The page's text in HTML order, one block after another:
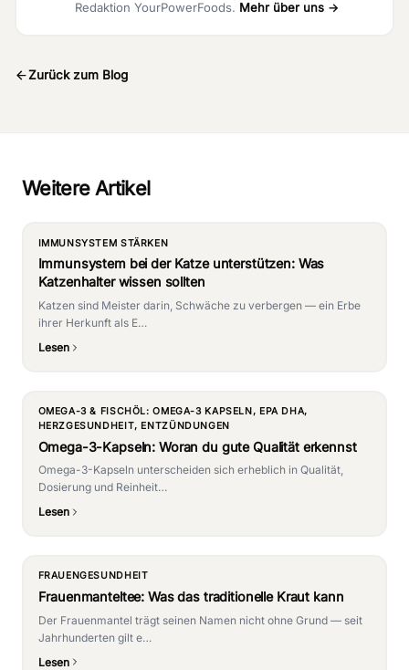
Redaktion YourPowerFoods. Mehr über uns →
Zurück zum Blog
Weitere Artikel
IMMUNSYSTEM STÄRKEN
Immunsystem bei der Katze unterstützen: Was
Katzenhalter wissen sollten
Katzen sind Meister darin, Schwäche zu verbergen — ein Erbe
ihrer Herkunft als E…
Lesen
OMEGA-3 & FISCHÖL: OMEGA-3 KAPSELN, EPA DHA,
HERZGESUNDHEIT, ENTZÜNDUNGEN
Omega-3-Kapseln: Woran du gute Qualität erkennst
Omega-3-Kapseln unterscheiden sich erheblich in Qualität,
Dosierung und Reinheit…
Lesen
FRAUENGESUNDHEIT
Frauenmanteltee: Was das traditionelle Kraut kann
Der Frauenmantel trägt seinen Namen nicht ohne Grund — seit
Jahrhunderten gilt e…
Lesen